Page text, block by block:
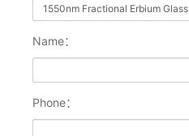
Name：
Phone：